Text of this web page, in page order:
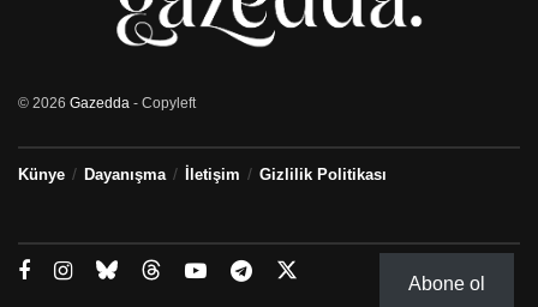
© 2026 Gazedda - Copyleft
Künye Dayanışma İletişim Gizlilik Politikası
Abone ol